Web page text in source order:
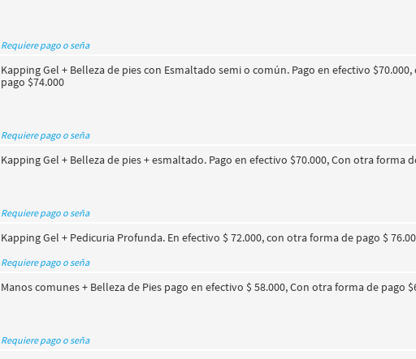
Requiere pago o seña
Kapping Gel + Belleza de pies con Esmaltado semi o común. Pago en efectivo
pago $74.000
Requiere pago o seña
Kapping Gel + Belleza de pies + esmaltado. Pago en efectivo $70.000, Con otra forma
Requiere pago o seña
Kapping Gel + Pedicuria Profunda. En efectivo $ 72.000, con otra forma de pago $
Requiere pago o seña
Manos comunes + Belleza de Pies pago en efectivo $ 58.000, Con otra forma de pago
Requiere pago o seña